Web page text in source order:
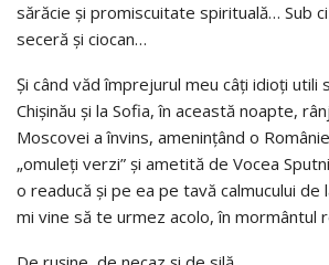
sărăcie și promiscuitate spirituală… Sub
seceră și ciocan…
Și când văd împrejurul meu câți idioți utili
Chişinău și la Sofia, în această noapte,
Moscovei a învins, amenințând o
„omuleți verzi” și ametită de Vocea
o readucă și pe ea pe tavă calmucului de
mi vine să te urmez acolo, în mormântul